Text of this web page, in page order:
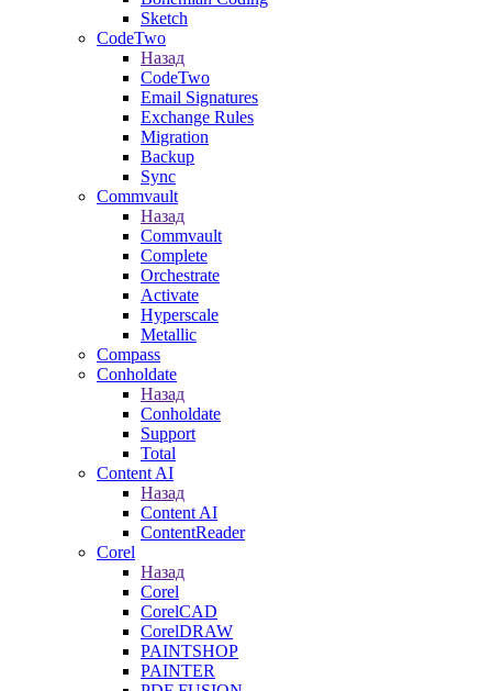
Sketch
CodeTwo
Назад
CodeTwo
Email Signatures
Exchange Rules
Migration
Backup
Sync
Commvault
Назад
Commvault
Complete
Orchestrate
Activate
Hyperscale
Metallic
Compass
Conholdate
Назад
Conholdate
Support
Total
Content AI
Назад
Content AI
ContentReader
Corel
Назад
Corel
CorelCAD
CorelDRAW
PAINTSHOP
PAINTER